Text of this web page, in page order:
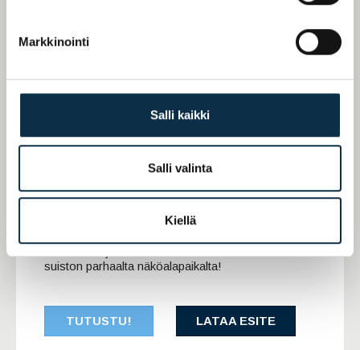
Markkinointi
Salli kaikki
Salli valinta
Kiellä
225 000 €
As Oy Oulun Terassitalot - Upeita
koteja vesistömaiseman äärellä
suiston parhaalta näköalapaikalta!
TUTUSTU! LATAA ESITE